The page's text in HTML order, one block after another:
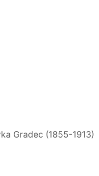
Gradec (1855-1913)